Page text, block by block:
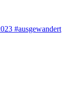
#ausgewandert